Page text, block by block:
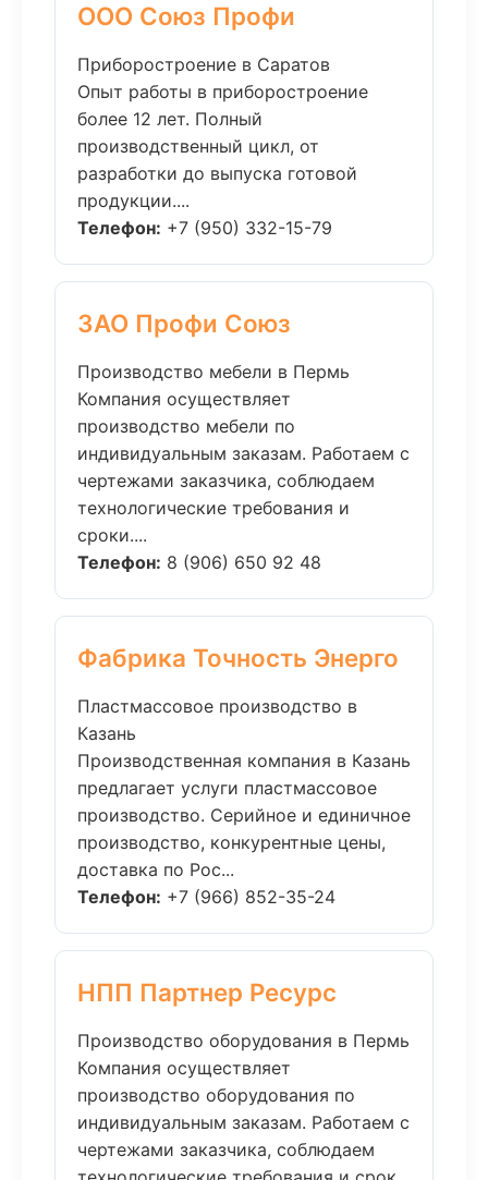
ООО Союз Профи
Приборостроение в Саратов
Опыт работы в приборостроение
более 12 лет. Полный
производственный цикл, от
разработки до выпуска готовой
продукции....
Телефон: +7 (950) 332-15-79
ЗАО Профи Союз
Производство мебели в Пермь
Компания осуществляет
производство мебели по
индивидуальным заказам. Работаем с
чертежами заказчика, соблюдаем
технологические требования и
сроки....
Телефон: 8 (906) 650 92 48
Фабрика Точность Энерго
Пластмассовое производство в
Казань
Производственная компания в Казань
предлагает услуги пластмассовое
производство. Серийное и единичное
производство, конкурентные цены,
доставка по Рос...
Телефон: +7 (966) 852-35-24
НПП Партнер Ресурс
Производство оборудования в Пермь
Компания осуществляет
производство оборудования по
индивидуальным заказам. Работаем с
чертежами заказчика, соблюдаем